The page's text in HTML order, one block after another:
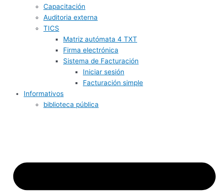
Capacitación
Auditoria externa
TICS
Matriz autómata 4 TXT
Firma electrónica
Sistema de Facturación
Iniciar sesión
Facturación simple
Informativos
biblioteca pública